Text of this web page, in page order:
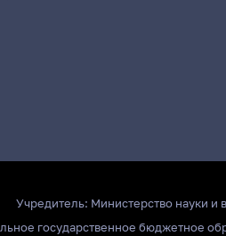
Учредитель: Министерство науки
государственное бюджетное